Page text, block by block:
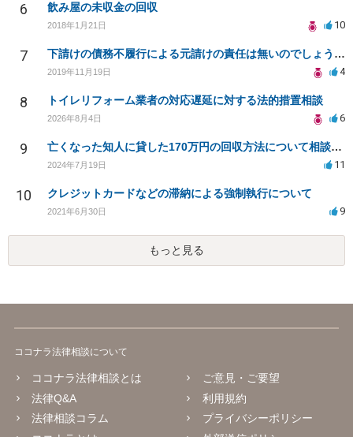
6 飲み屋の未収金の回収
2018年1月21日 10
7 下請けの債務不履行による元請けの責任は無いのでしょうか？
2019年11月19日 4
8 トイレリフォーム業者の対応遅延に対する法的措置相談
2026年8月4日 6
9 亡くなった知人に貸した170万円の回収方法について相談したい
2024年7月19日 11
10 クレジットカードなどの滞納による強制執行について
2021年6月30日 9
もっと見る
ココナラ法律相談について
ココナラ法律相談とは
法律Q&A
法律相談コラム
ご意見・ご要望
利用規約
プライバシーポリシー